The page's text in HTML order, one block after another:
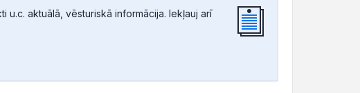
aktuālā, vēsturiskā informācija. Iekļauj arī